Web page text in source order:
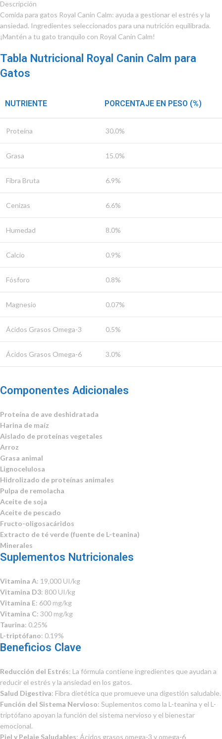
Descripción
Comida para gatos Royal Canin Calm: ayuda a gestionar el estrés y la
ansiedad. Ingredientes seleccionados para una nutrición equilibrada.
¡Mantén a tu gato tranquilo con Royal Canin Calm!
Tabla Nutricional Royal Canin Calm para
Gatos
NUTRIENTE PORCENTAJE EN PESO (%)
Proteína 30.0%
Grasa 15.0%
Fibra Bruta 6.9%
Cenizas 6.6%
Humedad 8.0%
Calcio 0.9%
Fósforo 0.8%
Magnesio 0.07%
Ácidos Grasos Omega-3 0.5%
Ácidos Grasos Omega-6 3.0%
Componentes Adicionales
Proteína de ave deshidratada
Harina de maíz
Aislado de proteínas vegetales
Arroz
Grasa animal
Lignocelulosa
Hidrolizado de proteínas animales
Pulpa de remolacha
Aceite de soja
Aceite de pescado
Fructo-oligosacáridos
Extracto de té verde (fuente de L-teanina)
Minerales
Suplementos Nutricionales
Vitamina A: 19,000 UI/kg
Vitamina D3: 800 UI/kg
Vitamina E: 600 mg/kg
Vitamina C: 300 mg/kg
Taurina: 0.25%
L-triptófano: 0.19%
Beneficios Clave
Reducción del Estrés: La fórmula contiene ingredientes que ayudan a
reducir el estrés y la ansiedad en los gatos.
Salud Digestiva: Fibra dietética que promueve una digestión saludable.
Función del Sistema Nervioso: Suplementos como la L-teanina y el L-
triptófano apoyan la función del sistema nervioso y el bienestar
emocional.
Piel y Pelaje Saludables: Ácidos grasos omega-3 y omega-6